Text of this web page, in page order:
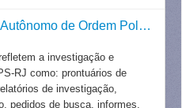
Departamento Autônomo de Ordem Política e Social do Estado do Rio de Janeiro
a investigação e
RJ como: prontuários de
de investigação,
pedidos de busca, informes,